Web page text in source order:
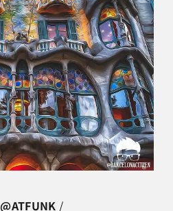
@ATFUNK /